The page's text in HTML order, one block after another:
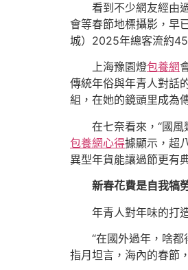
看到不少網友經由
會等春節地標攝影，早
城）2025年總客流約
上海豫園燈包養網
傳統年俗與年青人對話
組，在她的鏡頭里成為
在七奈看來，“國
包養網心得據顯示，超
異型年貨能讓過節更有
新春花費是自我犒
年青人對年味的打
“在國外過年，啥都
指月坦言，海內的春節